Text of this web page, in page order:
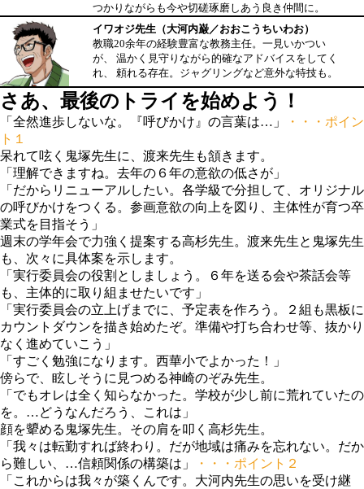
つかりながらも今や切磋琢磨しあう良き仲間に。
イワオジ先生（大河内巌／おおこうちいわお）
教職20余年の経験豊富な教務主任。一見いかつい
が、 温かく見守りながら的確なアドバイスをしてく
れ、 頼れる存在。ジャグリングなど意外な特技も。
さあ、最後のトライを始めよう！
「全然進歩しないな。『呼びかけ』の言葉は…」
・・・ポイン
ト１
呆れて呟く鬼塚先生に、渡来先生も頷きます。
「理解できますね。去年の６年の意欲の低さが」
「だからリニューアルしたい。各学級で分担して、オリジナル
の呼びかけをつくる。参画意欲の向上を図り、主体性が育つ卒
業式を目指そう」
週末の学年会で力強く提案する高杉先生。渡来先生と鬼塚先生
も、次々に具体案を示します。
「実行委員会の役割としましょう。６年を送る会や茶話会等
も、主体的に取り組ませたいです」
「実行委員会の立上げまでに、予定表を作ろう。２組も黒板に
カウントダウンを描き始めたぞ。準備や打ち合わせ等、抜かり
なく進めていこう」
「すごく勉強になります。西華小でよかった！」
傍らで、眩しそうに見つめる神崎のぞみ先生。
「でもオレは全く知らなかった。学校が少し前に荒れていたの
を。…どうなんだろう、これは」
顔を顰める鬼塚先生。その肩を叩く高杉先生。
「我々は転勤すれば終わり。だが地域は痛みを忘れない。だか
ら難しい、…信頼関係の構築は」
・・・ポイント２
「これからは我々が築くんです。大河内先生の思いを受け継